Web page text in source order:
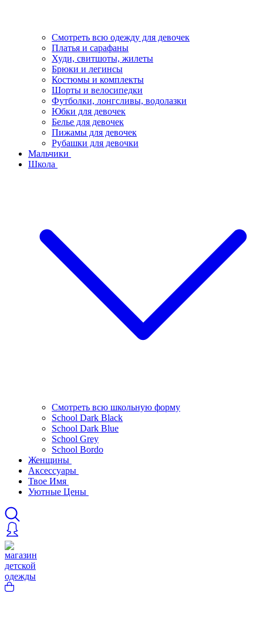
Смотреть всю одежду для девочек
Платья и сарафаны
Худи, свитшоты, жилеты
Брюки и легинсы
Костюмы и комплекты
Шорты и велосипедки
Футболки, лонгсливы, водолазки
Юбки для девочек
Белье для девочек
Пижамы для девочек
Рубашки для девочки
Мальчики
Школа
Смотреть всю школьную форму
School Dark Black
School Dark Blue
School Grey
School Bordo
Женщины
Аксессуары
Твое Имя
Уютные Цены